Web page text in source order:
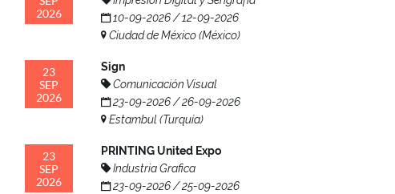
2026
10-09-2026 / 12-09-2026
Ciudad de México (México)
23
SEP
2026
Sign
Comunicación Visual
23-09-2026 / 26-09-2026
Estambul (Turquía)
23
SEP
2026
PRINTING United Expo
Industria Grafica
23-09-2026 / 25-09-2026